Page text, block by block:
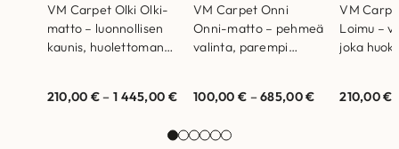
VM Carpet Olki Olki-
matto – luonnollisen
kaunis, huolettoman
Vantaan myymälöissä.
210,00 €– 1 445,00 €
VM Carpet Onni
Onni-matto – pehmeä
valinta, parempi
Vantaan myymälöissä.
kestää aikaa…
100,00 € –685,00€
VM
Loimu –
joka
Vantaan
210,00€